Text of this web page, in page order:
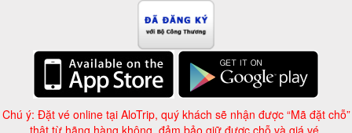
Chú ý: Đặt vé online tại AloTrip, quý khách sẽ nhận được “Mã đặt chỗ”
thật từ hãng hàng không, đảm bảo giữ được chỗ và giá vé.